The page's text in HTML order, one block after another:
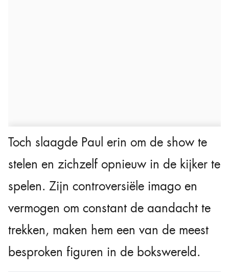
Toch slaagde Paul erin om de show te
stelen en zichzelf opnieuw in de kijker te
spelen. Zijn controversiële imago en
vermogen om constant de aandacht te
trekken, maken hem een van de meest
besproken figuren in de bokswereld.